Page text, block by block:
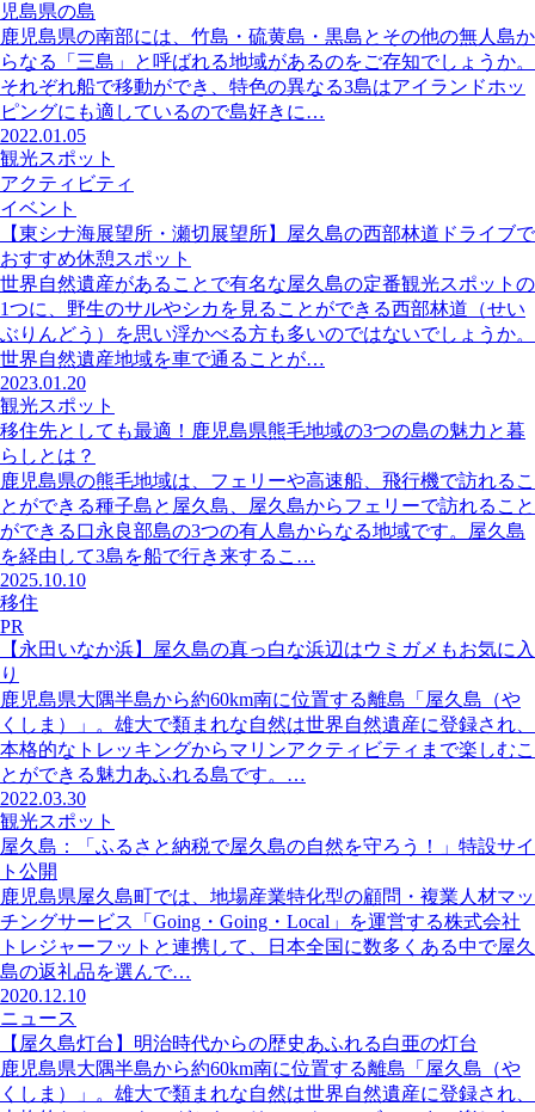
児島県の島
鹿児島県の南部には、竹島・硫黄島・黒島とその他の無人島か
らなる「三島」と呼ばれる地域があるのをご存知でしょうか。
それぞれ船で移動ができ、特色の異なる3島はアイランドホッ
ピングにも適しているので島好きに…
2022.01.05
観光スポット
アクティビティ
イベント
【東シナ海展望所・瀬切展望所】屋久島の西部林道ドライブで
おすすめ休憩スポット
世界自然遺産があることで有名な屋久島の定番観光スポットの
1つに、野生のサルやシカを見ることができる西部林道（せい
ぶりんどう）を思い浮かべる方も多いのではないでしょうか。
世界自然遺産地域を車で通ることが…
2023.01.20
観光スポット
移住先としても最適！鹿児島県熊毛地域の3つの島の魅力と暮
らしとは？
鹿児島県の熊毛地域は、フェリーや高速船、飛行機で訪れるこ
とができる種子島と屋久島、屋久島からフェリーで訪れること
ができる口永良部島の3つの有人島からなる地域です。屋久島
を経由して3島を船で行き来するこ…
2025.10.10
移住
PR
【永田いなか浜】屋久島の真っ白な浜辺はウミガメもお気に入
り
鹿児島県大隅半島から約60km南に位置する離島「屋久島（や
くしま）」。雄大で類まれな自然は世界自然遺産に登録され、
本格的なトレッキングからマリンアクティビティまで楽しむこ
とができる魅力あふれる島です。…
2022.03.30
観光スポット
屋久島：「ふるさと納税で屋久島の自然を守ろう！」特設サイ
ト公開
鹿児島県屋久島町では、地場産業特化型の顧問・複業人材マッ
チングサービス「Going・Going・Local」を運営する株式会社
トレジャーフットと連携して、日本全国に数多くある中で屋久
島の返礼品を選んで…
2020.12.10
ニュース
【屋久島灯台】明治時代からの歴史あふれる白亜の灯台
鹿児島県大隅半島から約60km南に位置する離島「屋久島（や
くしま）」。雄大で類まれな自然は世界自然遺産に登録され、